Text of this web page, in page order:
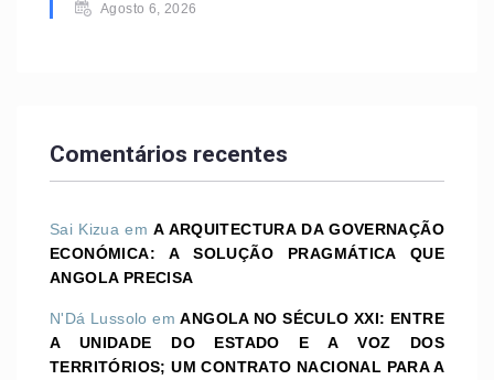
Agosto 6, 2026
Comentários recentes
Sai Kizua emA ARQUITECTURA DA GOVERNAÇÃO
ECONÓMICA: A SOLUÇÃO PRAGMÁTICA QUE
ANGOLA PRECISA
N'Dá Lussolo emANGOLA NO SÉCULO XXI: ENTRE
A UNIDADE DO ESTADO E A VOZ DOS
TERRITÓRIOS; UM CONTRATO NACIONAL PARA A